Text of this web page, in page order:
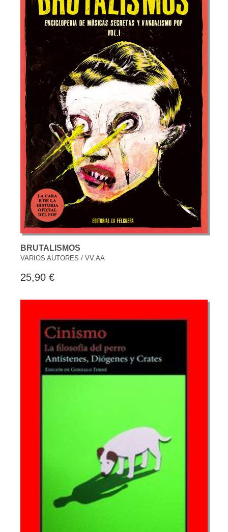
BRUTALISMOS
VARIOS AUTORES / VV.AA
25,90 €